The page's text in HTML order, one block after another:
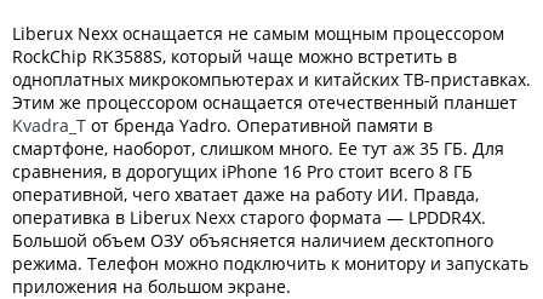
Liberux Nexx оснащается не самым мощным процессором
RockChip RK3588S, который чаще можно встретить в
одноплатных микрокомпьютерах и китайских ТВ-приставках.
Этим же процессором оснащается отечественный планшет
Kvadra_T от бренда Yadro. Оперативной памяти в
смартфоне, наоборот, слишком много. Ее тут аж 35 ГБ. Для
сравнения, в дорогущих iPhone 16 Pro стоит всего 8 ГБ
оперативной, чего хватает даже на работу ИИ. Правда,
оперативка в Liberux Nexx старого формата — LPDDR4X.
Большой объем ОЗУ объясняется наличием десктопного
режима. Телефон можно подключить к монитору и запускать
приложения на большом экране.